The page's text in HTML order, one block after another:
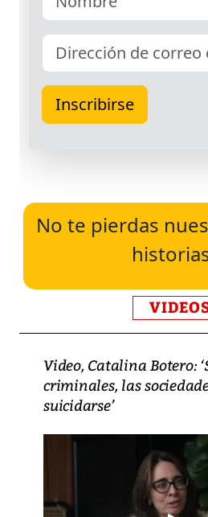
No te pierdas
Video, Catalina Botero:
criminales, las
suicidarse’